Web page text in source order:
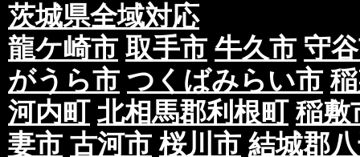
茨城県全域対応
龍ケ崎市 取手市 牛久市 守
がうら市 つくばみらい市
河内町 北相馬郡利根町 稲敷
妻市 古河市 桜川市 結城郡